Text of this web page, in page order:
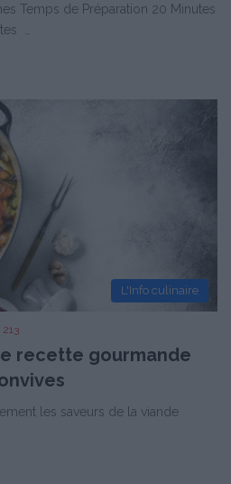
Temps de Préparation 20 Minutes
…
L'Info culinaire
213
recette gourmande
les saveurs de la viande